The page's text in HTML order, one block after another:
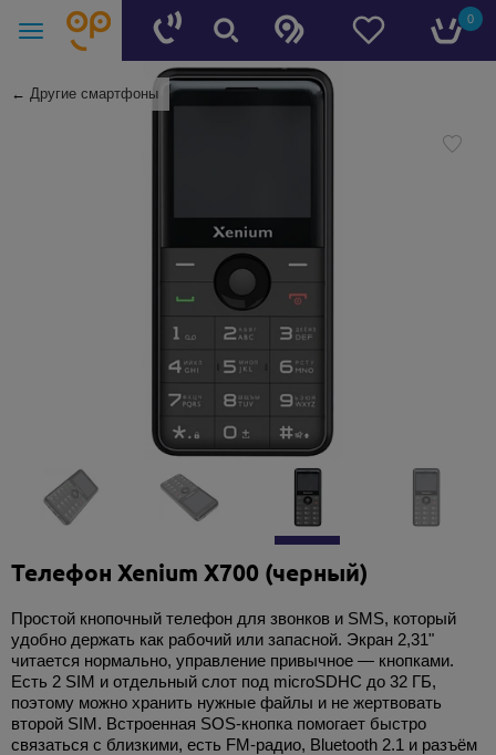
0
← Другие смартфоны
Телефон Xenium X700 (черный)
Простой кнопочный телефон для звонков и SMS, который
удобно держать как рабочий или запасной. Экран 2,31"
читается нормально, управление привычное — кнопками.
Есть 2 SIM и отдельный слот под microSDHC до 32 ГБ,
поэтому можно хранить нужные файлы и не жертвовать
второй SIM. Встроенная SOS-кнопка помогает быстро
связаться с близкими, есть FM-радио, Bluetooth 2.1 и разъём